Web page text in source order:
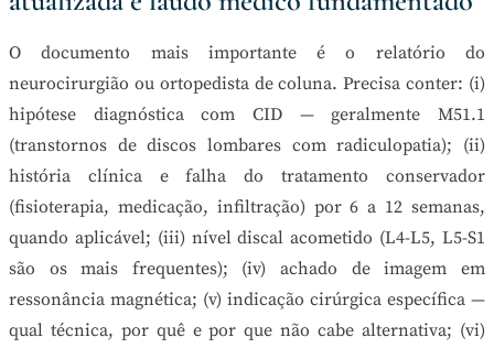
O documento mais importante é o relatório do
neurocirurgião ou ortopedista de coluna. Precisa conter: (i)
hipótese diagnóstica com CID — geralmente M51.1
(transtornos de discos lombares com radiculopatia); (ii)
história clínica e falha do tratamento conservador
(fisioterapia, medicação, infiltração) por 6 a 12 semanas,
quando aplicável; (iii) nível discal acometido (L4-L5, L5-S1
são os mais frequentes); (iv) achado de imagem em
ressonância magnética; (v) indicação cirúrgica específica —
qual técnica, por quê e por que não cabe alternativa; (vi)